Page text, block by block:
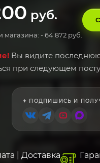
руб.
магазина: -64 872 руб.
Вы видите
при следующем
✦ ПОДПИШИСЬ И
| Доставка